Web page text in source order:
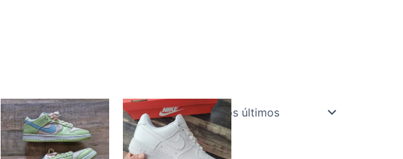
Este
producto
tiene
Este
producto
tiene